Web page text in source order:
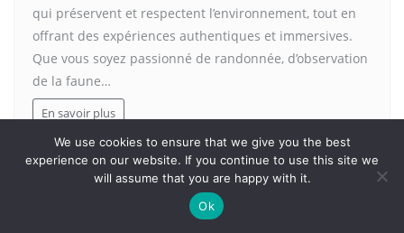
qui préservent et respectent l’environnement, tout en
offrant des expériences authentiques et immersives.
Que vous soyez passionné de randonnée, d’observation
de la faune…
En savoir plus
We use cookies to ensure that we give you the best
experience on our website. If you continue to use this site we
will assume that you are happy with it.
Ok